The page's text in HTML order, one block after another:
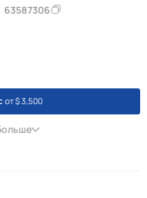
63587306
от $ 3,500